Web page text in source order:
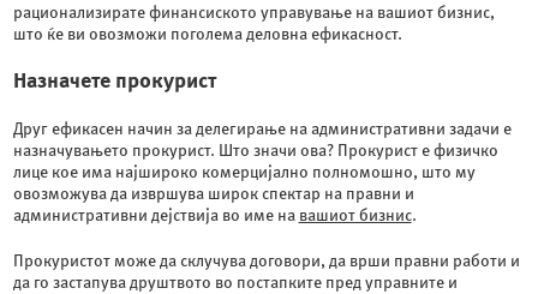
рационализирате финансиското управување на вашиот бизнис,
што ќе ви овозможи поголема деловна ефикасност.
Назначете прокурист
Друг ефикасен начин за делегирање на административни задачи е
назначувањето прокурист. Што значи ова? Прокурист е физичко
лице кое има најшироко комерцијално полномошно, што му
овозможува да извршува широк спектар на правни и
административни дејствија во име на вашиот бизнис.
Прокуристот може да склучува договори, да врши правни работи и
да го застапува друштвото во постапките пред управните и